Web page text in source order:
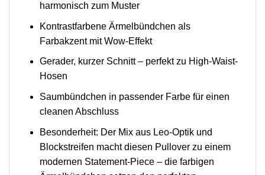
harmonisch zum Muster
Kontrastfarbene Ärmelbündchen als
Farbakzent mit Wow-Effekt
Gerader, kurzer Schnitt – perfekt zu High-Waist-
Hosen
Saumbündchen in passender Farbe für einen
cleanen Abschluss
Besonderheit: Der Mix aus Leo-Optik und
Blockstreifen macht diesen Pullover zu einem
modernen Statement-Piece – die farbigen